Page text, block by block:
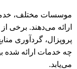
موسسات مختلف،
ارائه می‌دهند. برخی
پروپزال، گردآوری
چه خدمات ارائه شده
می‌یابد.